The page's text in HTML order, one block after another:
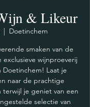
& Likeur
  |
Doetinchem
smaken van de
wijnproeverij
Doetinchem! Laat je
naar de prachtige
je geniet van een
selectie van